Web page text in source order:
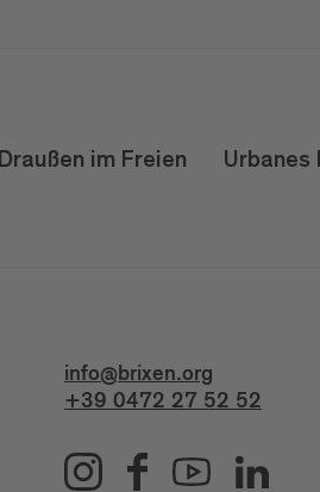
Draußen im Freien Urbanes
info@brixen.org
+39 0472 27 52 52